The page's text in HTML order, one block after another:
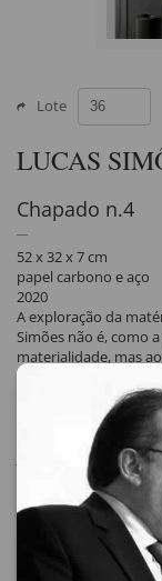
Lote
LUCAS
Chapado n.4
52 x 32 x 7 cm
papel carbono e aço
2020
A exploração da
Simões não é, como
materialidade, mas
preencher de
como arquiteto,
entrelaçadas, dá
produção. Pintura,
já foram objetos de
cotidiana com a
necessários de
recentes em
brutalista e o